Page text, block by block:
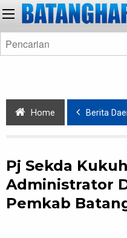
Home Berita
Pj Sekda
Administrator
Pemkab